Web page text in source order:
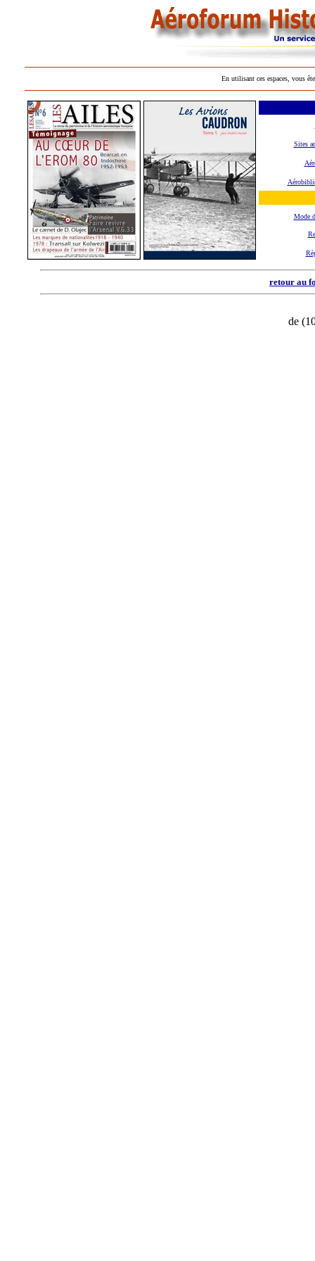
En utilisant ces espaces, vous
Sites
Mode
retour au
de